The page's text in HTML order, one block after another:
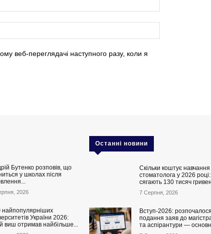
веб-переглядачі наступного разу, коли я
Бутенко розповів, що
у школах після
2026
найпопулярніших
України 2026:
виш отримав найбільше...
Останні новини
Скільки коштує
стоматолога у 2026 році:
сягають 130 тисяч
7 Серпня, 2026
Вступ-2026: розпочалося
подання заяв до
та аспірантури —